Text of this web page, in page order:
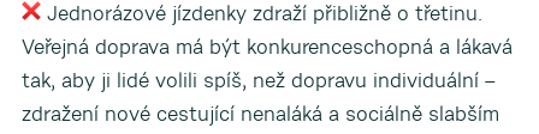
Jednorázové jízdenky zdraží přibližně o třetinu.
Veřejná doprava má být konkurenceschopná a lákavá
tak, aby ji lidé volili spíš, než dopravu individuální –
zdražení nové cestující nenaláká a sociálně slabším